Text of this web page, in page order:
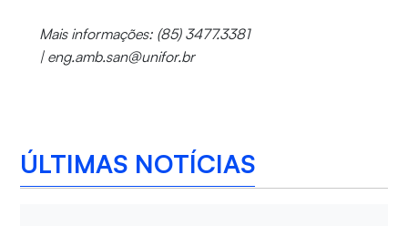
Mais informações: (85) 3477.3381
| eng.amb.san@unifor.br
ÚLTIMAS NOTÍCIAS